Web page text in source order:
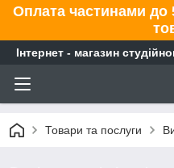
Оплата частинами до
Інтернет - магазин
Товари та послуги